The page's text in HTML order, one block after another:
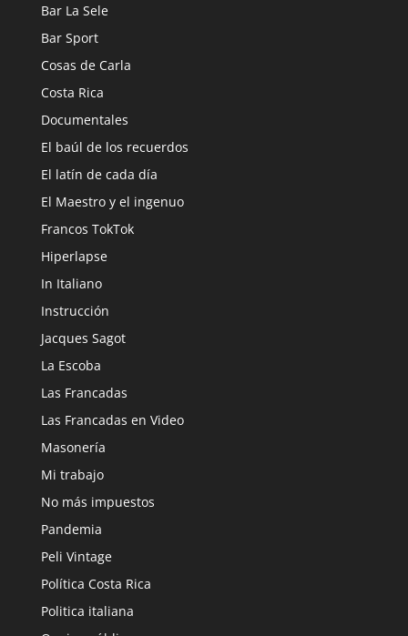
Bar La Sele
Bar Sport
Cosas de Carla
Costa Rica
Documentales
El baúl de los recuerdos
El latín de cada día
El Maestro y el ingenuo
Francos TokTok
Hiperlapse
In Italiano
Instrucción
Jacques Sagot
La Escoba
Las Francadas
Las Francadas en Video
Masonería
Mi trabajo
No más impuestos
Pandemia
Peli Vintage
Política Costa Rica
Politica italiana